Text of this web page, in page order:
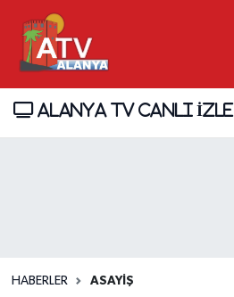
ALANYA TV CANLI İZLE
HABERLER ASAYİŞ